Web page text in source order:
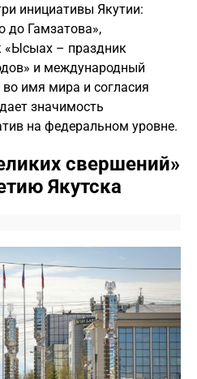
инициативы Якутии:
до Гамзатова»,
«Ысыах – праздник
и международный
имя мира и согласия
значимость
на федеральном уровне.
свершений»
Якутска